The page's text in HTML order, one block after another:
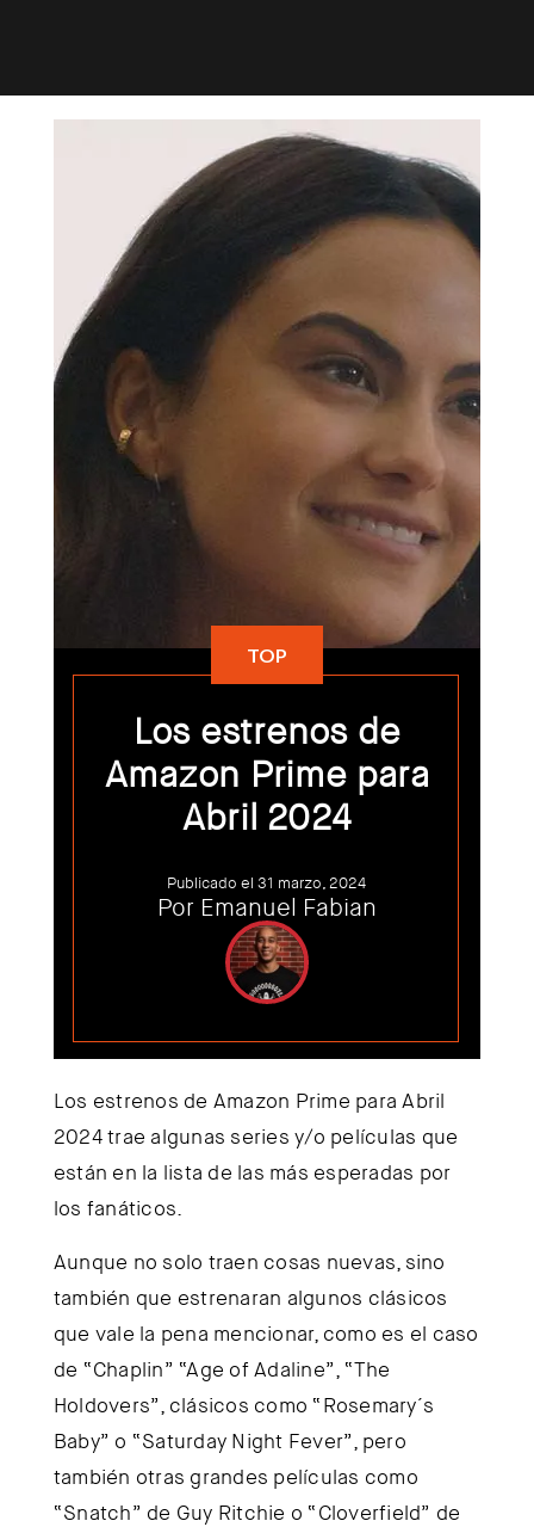
TOP
Los estrenos de
Amazon Prime para
Abril 2024
Publicado el 31 marzo, 2024
Por Emanuel Fabian
Los estrenos de Amazon Prime para Abril
2024 trae algunas series y/o películas que
están en la lista de las más esperadas por
los fanáticos.
Aunque no solo traen cosas nuevas, sino
también que estrenaran algunos clásicos
que vale la pena mencionar, como es el caso
de “Chaplin” “Age of Adaline”, “The
Holdovers”, clásicos como “Rosemary´s
Baby” o “Saturday Night Fever”, pero
también otras grandes películas como
“Snatch” de Guy Ritchie o “Cloverfield” de